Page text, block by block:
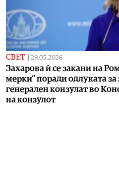
СВЕТ | 29.05.2026
Захарова ѝ се закани на
мерки“ поради одлуката
генерален конзулат во
на конзулот